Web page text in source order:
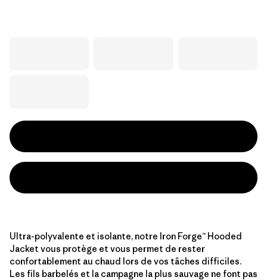
Ultra-polyvalente et isolante, notre Iron Forge™ Hooded
Jacket vous protège et vous permet de rester
confortablement au chaud lors de vos tâches difficiles.
Les fils barbelés et la campagne la plus sauvage ne font pas